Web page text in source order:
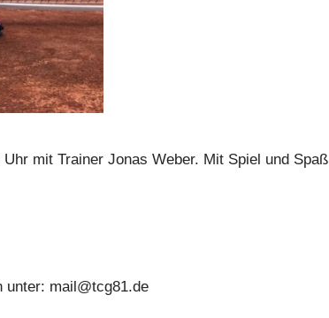
mit Trainer Jonas Weber. Mit Spiel und Spaß
unter: mail@tcg81.de